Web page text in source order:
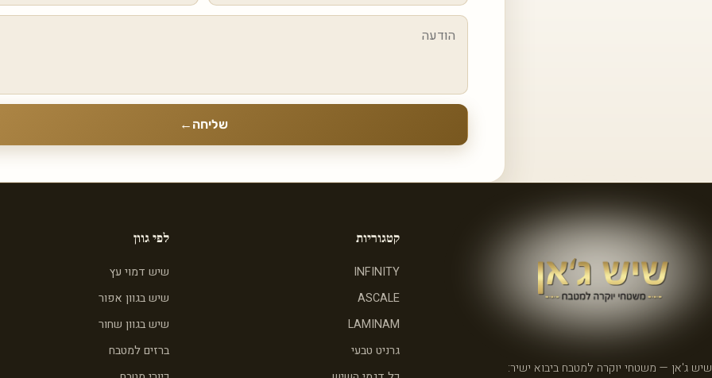
שליחה ←
שיש ג'אן — משטחי יוקרה למטבח ביבוא ישיר:
קטגוריות
INFINITY
ASCALE
LAMINAM
גרניט טבעי
לפי גוון
שיש דמוי עץ
שיש בגוון אפור
שיש בגוון שחור
ברזים למטבח